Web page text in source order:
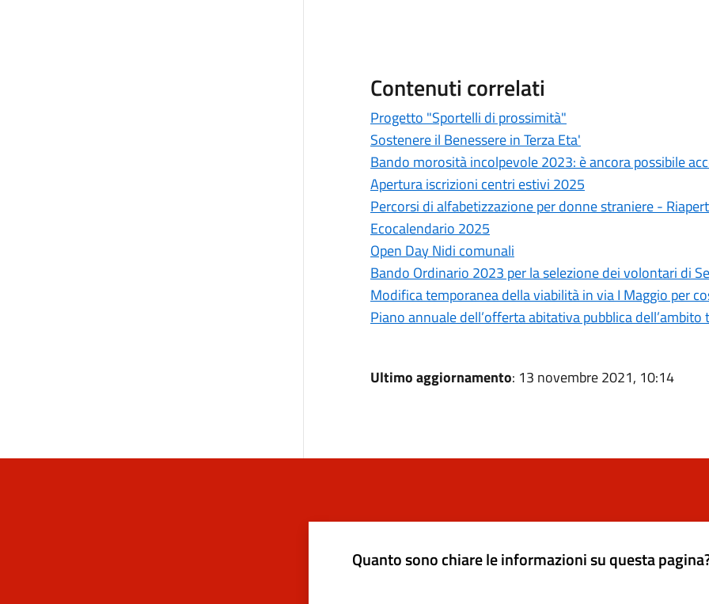
Contenuti correlati
Progetto "Sportelli di prossimità"
Sostenere il Benessere in Terza Eta'
Bando morosità incolpevole 2023: è ancora possibile
Apertura iscrizioni centri estivi 2025
Percorsi di alfabetizzazione per donne straniere -
Ecocalendario 2025
Open Day Nidi comunali
Bando Ordinario 2023 per la selezione dei volontari di
Modifica temporanea della viabilità in via I Maggio per
Piano annuale dell’offerta abitativa pubblica
Ultimo aggiornamento: 13 novembre 2021, 10:14
Quanto sono chiare le informazioni su questa